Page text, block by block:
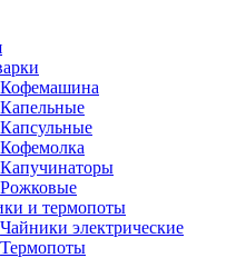
Кофемашина
Капельные
Капсульные
Кофемолка
Капучинаторы
Рожковые
и термопоты
Чайники электрические
Термопоты